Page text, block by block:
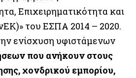
Επιχειρηματικότητα και
του ΕΣΠΑ 2014 – 2020.
ενίσχυση υφιστάμενων
που ανήκουν στους
χονδρικού εμπορίου,